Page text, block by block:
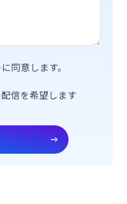
に同意します。
信を希望します